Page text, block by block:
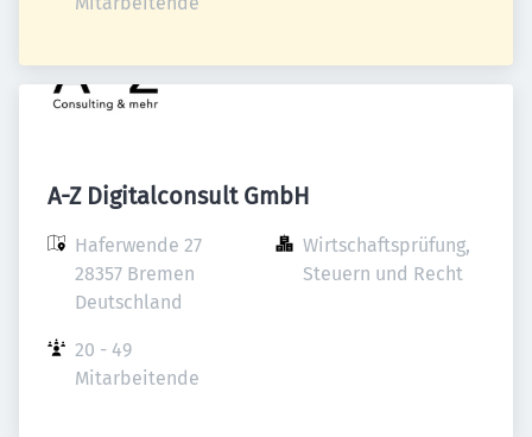
A-Z Digitalconsult GmbH
Haferwende 27
28357 Bremen
Deutschland
Wirtschaftsprüfung,
Steuern und Recht
20 - 49
Mitarbeitende